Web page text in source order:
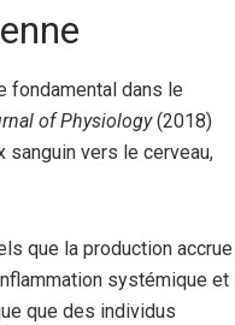
fondamental dans le
of Physiology(2018)
vers le cerveau,
que la production accrue
systémique et
que des individus